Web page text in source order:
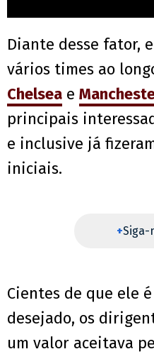
Diante desse fator,
vários times ao
Chelsea e
principais
e inclusive já
iniciais.
+Siga-
Cientes de que ele
desejado, os
um valor aceitava